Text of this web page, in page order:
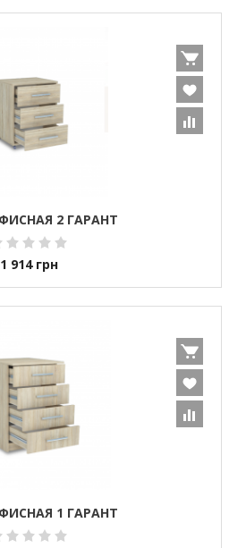
2 ГАРАНТ
1 914 грн
1 ГАРАНТ